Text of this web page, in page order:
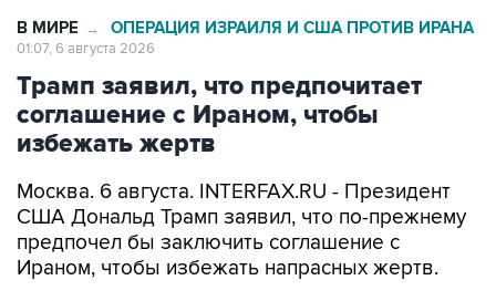
В МИРЕ → ОПЕРАЦИЯ ИЗРАИЛЯ И США ПРОТИВ ИРАНА
01:07, 6 августа 2026
Трамп заявил, что предпочитает
соглашение с Ираном, чтобы
избежать жертв
Москва. 6 августа. INTERFAX.RU - Президент
США Дональд Трамп заявил, что по-прежнему
предпочел бы заключить соглашение с
Ираном, чтобы избежать напрасных жертв.